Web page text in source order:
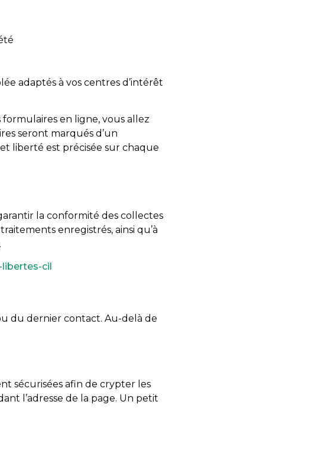
adaptés à vos centres d’intérêt
en ligne, vous allez
seront marqués d’un
liberté est précisée sur chaque
la conformité des collectes
enregistrés, ainsi qu’à
cil
du dernier contact. Au-delà de
sécurisées afin de crypter les
l’adresse de la page. Un petit